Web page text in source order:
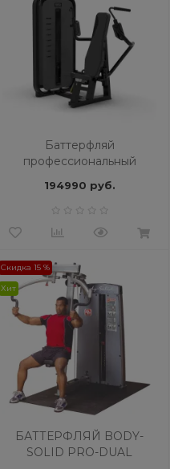
Баттерфляй
професcиональный
194990 руб.
Скидка 15 %
Хит
БАТТЕРФЛЯЙ BODY-
SOLID PRO-DUAL